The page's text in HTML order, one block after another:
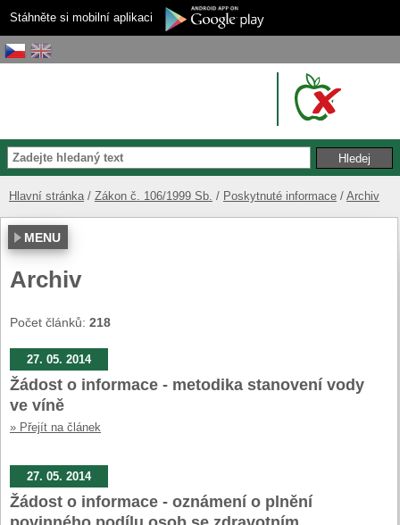
Stáhněte si mobilní aplikaci
Hlavní stránka Zákon č. 106/1999 Sb. Poskytnuté informace Archiv
MENU
Archiv
Počet článků: 218
27. 05. 2014
Žádost o informace - metodika stanovení vody
ve víně
» Přejít na článek
27. 05. 2014
Žádost o informace - oznámení o plnění